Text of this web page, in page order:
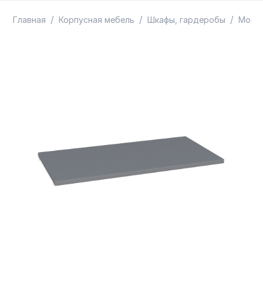
Главная / Корпусная мебель / Шкафы, гардеробы /